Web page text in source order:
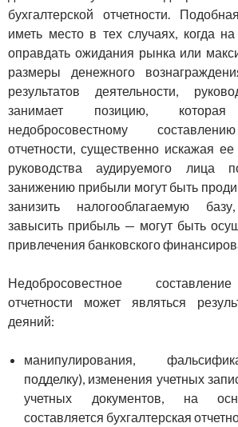
бухгалтерской отчетности.
иметь место в тех случаях, когда
оправдать ожидания рынка или
размеры денеж­ного
результатов деятельности,
занимает позицию,
недобросовестному
отчетности, существенно искажая
руководства аудиру­емого лица
занижению прибыли могут быть
занизить налогооблагаемую
завысить прибыль — могут быть
привлечения банковского
Недобросовестное
отчетности может являться
деяний:
манипулирования,
подделку), изменения учетных
учетных документов, на
составляется бухгалтерская